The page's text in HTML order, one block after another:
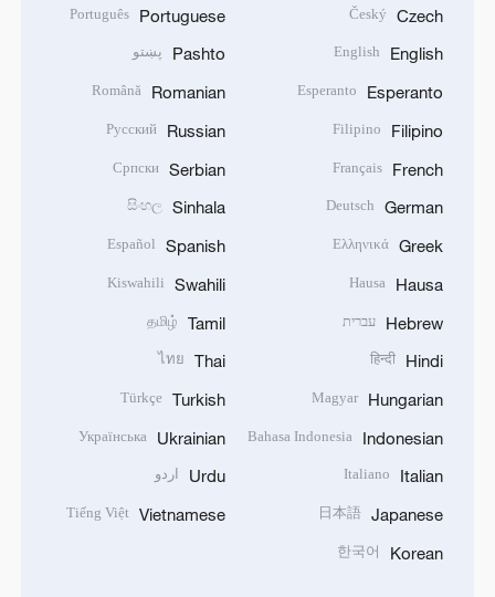
Czech
Český
English
English
Esperanto
Esperanto
Filipino
Filipino
French
Français
German
Deutsch
Greek
Ελληνικά
Hausa
Hausa
Hebrew עברית
Hindi
हिन्दी
Hungarian
Magyar
Indonesian
Bahasa Indonesia
Italian
Italiano
Japanese
日本語
Korean
한국어
Portuguese
Português
Pashto پښتو
Romanian
Română
Russian
Русский
Serbian
Српски
Sinhala
සිංහල
Spanish
Español
Swahili
Kiswahili
Tamil
தமிழ்
Thai
ไทย
Turkish
Türkçe
Ukrainian
Українська
Urdu اردو
Vietnamese
Tiếng Việt